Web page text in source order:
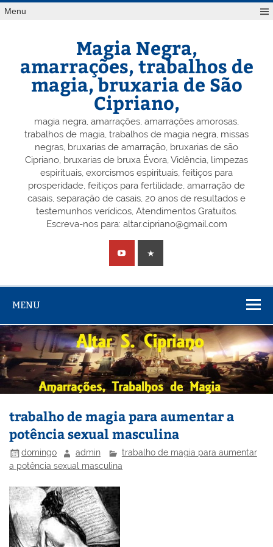
Skip
toMenu
Magia Negra,
amarrações, trabalhos de
magia, bruxaria de São
Cipriano,
magia negra, amarrações, amarrações amorosas,
trabalhos de magia, trabalhos de magia negra, missas
negras, bruxarias de amarração, bruxarias de são
Cipriano, bruxarias de bruxa Évora, Vidência, limpezas
espirituais, exorcismos espirituais, feitiços para
prosperidade, feitiços para fertilidade, amarração de
casais, separação de casais, 20 anos de resultados e
testemunhos verídicos, Atendimentos Gratuitos.
Escreva-nos para: altar.cipriano@gmail.com
MENU
trabalho de magia para aumentar a
potência sexual masculina
domingo admin
trabalho de magia para aumentar
a potência sexual masculina